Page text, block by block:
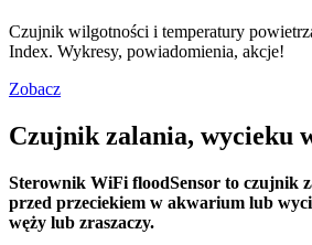
Czujnik wilgotności i temperatury
Index. Wykresy, powiadomienia, akcje!
Zobacz
Czujnik zalania, wycieku
Sterownik WiFi floodSensor to czujnik
przed przeciekiem w akwarium lub
węży lub zraszaczy.